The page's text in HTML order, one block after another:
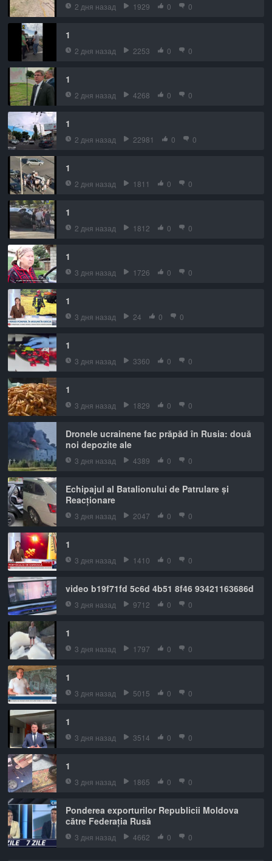
2 дня назад 1929 0 0
1
2 дня назад 2253 0 0
1
2 дня назад 4268 0 0
1
2 дня назад 22981 0 0
1
2 дня назад 1811 0 0
1
2 дня назад 1812 0 0
1
3 дня назад 1726 0 0
1
3 дня назад 24 0 0
1
3 дня назад 3360 0 0
1
3 дня назад 1829 0 0
Dronele ucrainene fac prăpăd în Rusia: două
noi depozite ale
3 дня назад 4389 0 0
Echipajul al Batalionului de Patrulare și
Reacționare
3 дня назад 2047 0 0
1
3 дня назад 1410 0 0
video b19f71fd 5c6d 4b51 8f46 93421163686d
3 дня назад 9712 0 0
1
3 дня назад 1797 0 0
1
3 дня назад 5015 0 0
1
3 дня назад 3514 0 0
1
3 дня назад 1865 0 0
Ponderea exporturilor Republicii Moldova
către Federația Rusă
3 дня назад 4662 0 0